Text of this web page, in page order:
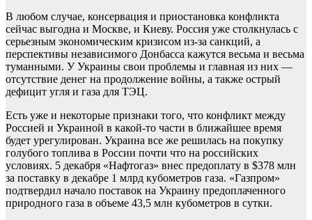
В любом случае, консервация и приостановка конфликта
сейчас выгодна и Москве, и Киеву. Россия уже столкнулась с
серьезным экономическим кризисом из-за санкций, а
перспективы независимого Донбасса кажутся весьма и весьма
туманными. У Украины свои проблемы и главная из них —
отсутствие денег на продолжение войны, а также острый
дефицит угля и газа для ТЭЦ.
Есть уже и некоторые признаки того, что конфликт между
Россией и Украиной в какой-то части в ближайшее время
будет урегулирован. Украина все же решилась на покупку
голубого топлива в России почти что на российских
условиях. 5 декабря «Нафтогаз» внес предоплату в $378 млн
за поставку в декабре 1 млрд кубометров газа. «Газпром»
подтвердил начало поставок на Украину предоплаченного
природного газа в объеме 43,5 млн кубометров в сутки.